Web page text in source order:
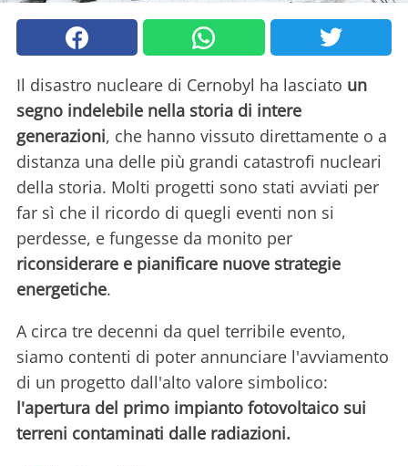
Il disastro nucleare di Cernobyl ha lasciato un
segno indelebile nella storia di intere
generazioni, che hanno vissuto direttamente o a
distanza una delle più grandi catastrofi nucleari
della storia. Molti progetti sono stati avviati per
far sì che il ricordo di quegli eventi non si
perdesse, e fungesse da monito per
riconsiderare e pianificare nuove strategie
energetiche.
A circa tre decenni da quel terribile evento,
siamo contenti di poter annunciare l'avviamento
di un progetto dall'alto valore simbolico:
l'apertura del primo impianto fotovoltaico sui
terreni contaminati dalle radiazioni.